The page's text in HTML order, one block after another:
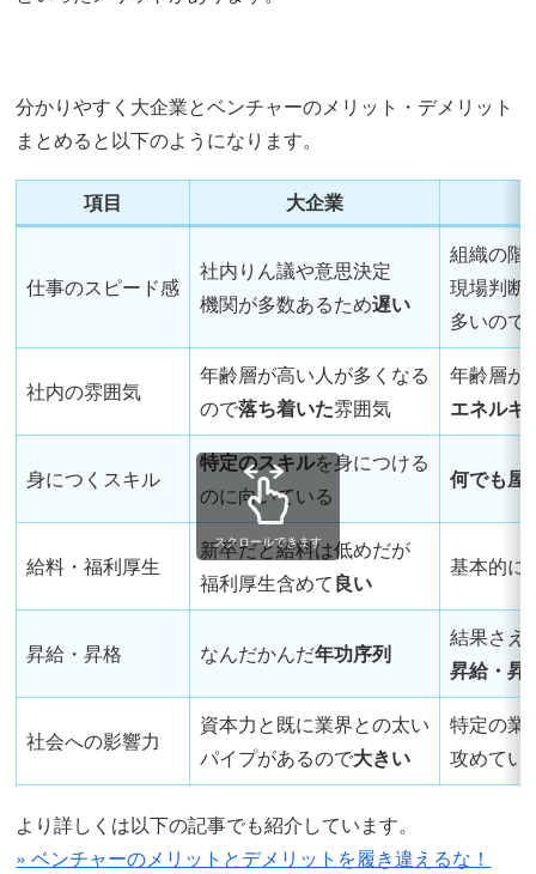
分かりやすく大企業とベンチャーのメリット・デメリット
まとめると以下のようになります。
項目 大企業
仕事のスピード感
社内りん議や意思決定
機関が多数あるため遅い
組織の階
現場判断
多いので
社内の雰囲気
年齢層が高い人が多くなる
ので落ち着いた雰囲気
年齢層が
エネルギ
身につくスキル
特定のスキルを身につける
のに向いている
何でも屋
給料・福利厚生
新卒だと給料は低めだが
福利厚生含めて良い
基本的に
昇給・昇格 なんだかんだ年功序列
結果さえ
昇給・昇
社会への影響力
資本力と既に業界との太い
パイプがあるので大きい
特定の業
攻めてい
スクロールできます
より詳しくは以下の記事でも紹介しています。
» ベンチャーのメリットとデメリットを履き違えるな！